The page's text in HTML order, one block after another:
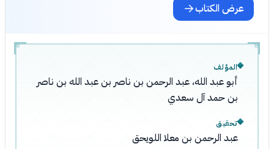
عرض الكتاب
المؤلف
أبو عبد الله، عبد الرحمن بن ناصر بن عبد الله بن ناصر
بن حمد آل سعدي
تحقيق
عبد الرحمن بن معلا اللويحق